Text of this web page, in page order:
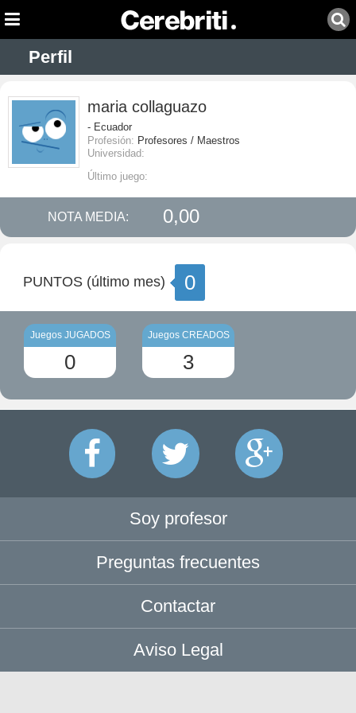
Perfil
maria collaguazo
- Ecuador
Profesión: Profesores / Maestros
Universidad:
Último juego:
NOTA MEDIA: 0,00
PUNTOS (último mes) 0
Juegos JUGADOS
0
Juegos CREADOS
3
Soy profesor
Preguntas frecuentes
Contactar
Aviso Legal